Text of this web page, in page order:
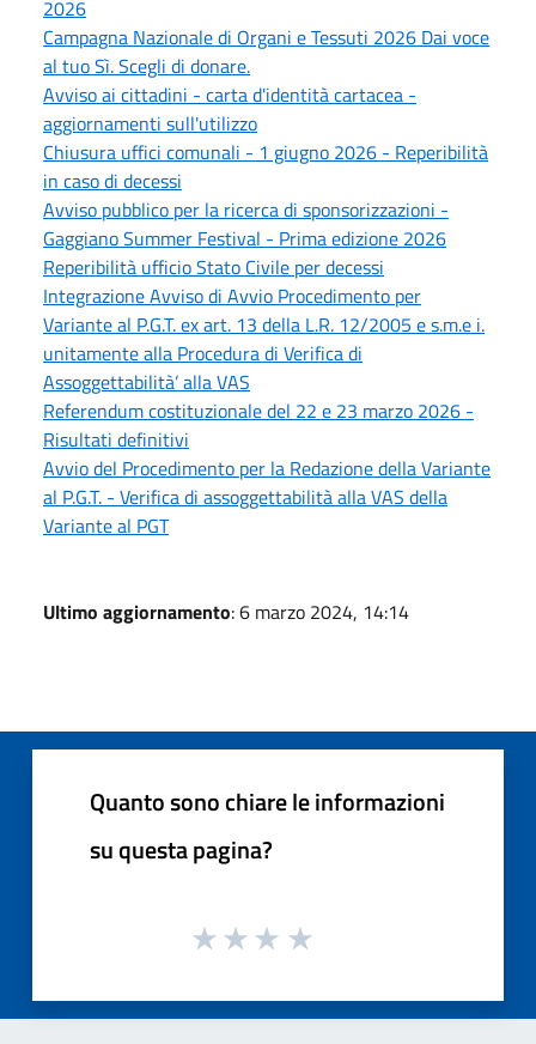
2026
Campagna Nazionale di Organi e Tessuti 2026 Dai voce
al tuo Sì. Scegli di donare.
Avviso ai cittadini - carta d'identità cartacea -
aggiornamenti sull'utilizzo
Chiusura uffici comunali - 1 giugno 2026 - Reperibilità
in caso di decessi
Avviso pubblico per la ricerca di sponsorizzazioni -
Gaggiano Summer Festival - Prima edizione 2026
Reperibilità ufficio Stato Civile per decessi
Integrazione Avviso di Avvio Procedimento per
Variante al P.G.T. ex art. 13 della L.R. 12/2005 e s.m.e i.
unitamente alla Procedura di Verifica di
Assoggettabilità’ alla VAS
Referendum costituzionale del 22 e 23 marzo 2026 -
Risultati definitivi
Avvio del Procedimento per la Redazione della Variante
al P.G.T. - Verifica di assoggettabilità alla VAS della
Variante al PGT
Ultimo aggiornamento: 6 marzo 2024, 14:14
Quanto sono chiare le informazioni
su questa pagina?